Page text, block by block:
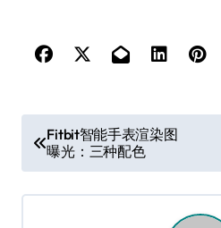
章
导
Fitbit智能手表渲染图
曝光：三种配色